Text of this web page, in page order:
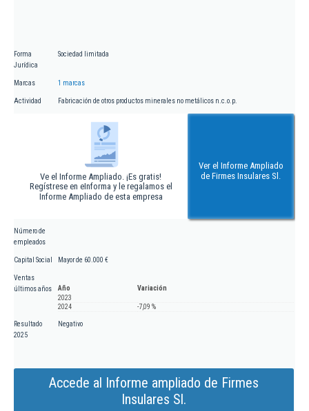
Forma
Jurídica
Sociedad limitada
Marcas 1 marcas
Actividad Fabricación de otros productos minerales no metálicos n.c.o.p.
Ve el Informe Ampliado. ¡Es gratis!
Regístrese en eInforma y le regalamos el
Informe Ampliado de esta empresa
Ver el Informe Ampliado
de Firmes Insulares Sl.
Número de
empleados
Capital Social Mayor de 60.000 €
Ventas
últimos años
Año
Variación
2023
2024
-7,09 %
Resultado
2025
Negativo
Accede al Informe ampliado de Firmes
Insulares Sl.